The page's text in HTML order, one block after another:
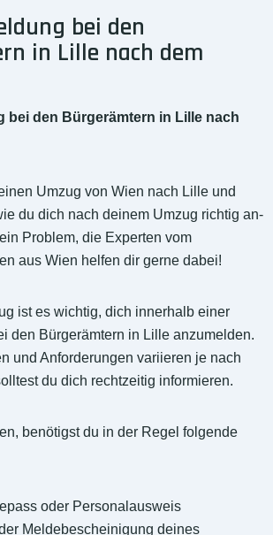
bei den
in Lille nach dem
bei den Bürgerämtern in Lille nach
Umzug von Wien nach Lille und
du dich nach deinem Umzug richtig an-
Problem, die Experten vom
aus Wien helfen dir gerne dabei!
ist es wichtig, dich innerhalb einer
den Bürgerämtern in Lille anzumelden.
und Anforderungen variieren je nach
du dich rechtzeitig informieren.
benötigst du in der Regel folgende
oder Personalausweis
Meldebescheinigung deines